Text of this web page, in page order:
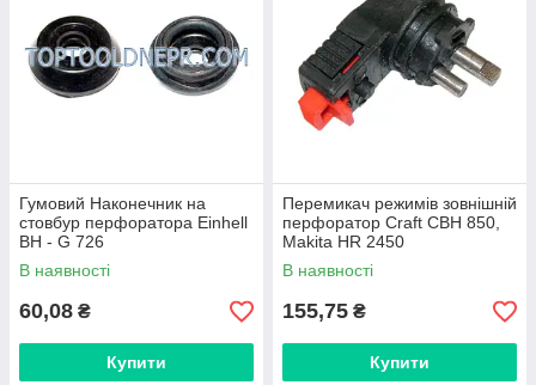
Гумовий Наконечник на
стовбур перфоратора Einhell
BH - G 726
В наявності
60,08 ₴
Купити
Перемикач режимів зовнішній
перфоратор Craft CBH 850,
Makita HR 2450
В наявності
155,75 ₴
Купити